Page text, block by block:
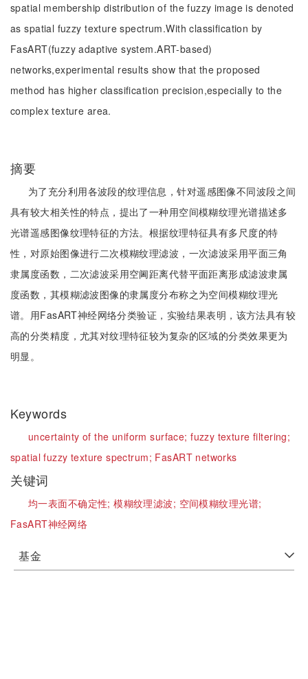
spatial membership distribution of the fuzzy image is denoted
as spatial fuzzy texture spectrum.With classification by
FasART(fuzzy adaptive system.ART-based)
networks,experimental results show that the proposed
method has higher classification precision,especially to the
complex texture area.
摘要
为了充分利用各波段的纹理信息，针对遥感图像不同波段之间
具有较大相关性的特点，提出了一种用空间模糊纹理光谱描述多
光谱遥感图像纹理特征的方法。根据纹理特征具有多尺度的特
性，对原始图像进行二次模糊纹理滤波，一次滤波采用平面三角
隶属度函数，二次滤波采用空阃距离代替平面距离形成滤波隶属
度函数，其模糊滤波图像的隶属度分布称之为空间模糊纹理光
谱。用FasART神经网络分类验证，实验结果表明，该方法具有较
高的分类精度，尤其对纹理特征较为复杂的区域的分类效果更为
明显。
Keywords
uncertainty of the uniform surface;fuzzy texture filtering;
spatial fuzzy texture spectrum; FasART networks
关键词
均一表面不确定性;模糊纹理滤波; 空间模糊纹理光谱;
FasART神经网络
基金